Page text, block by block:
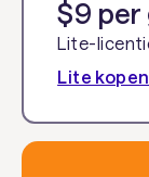
$9 per
Lite-
Lite